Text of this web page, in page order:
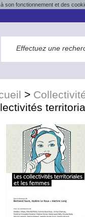
son fonctionnement et des
>